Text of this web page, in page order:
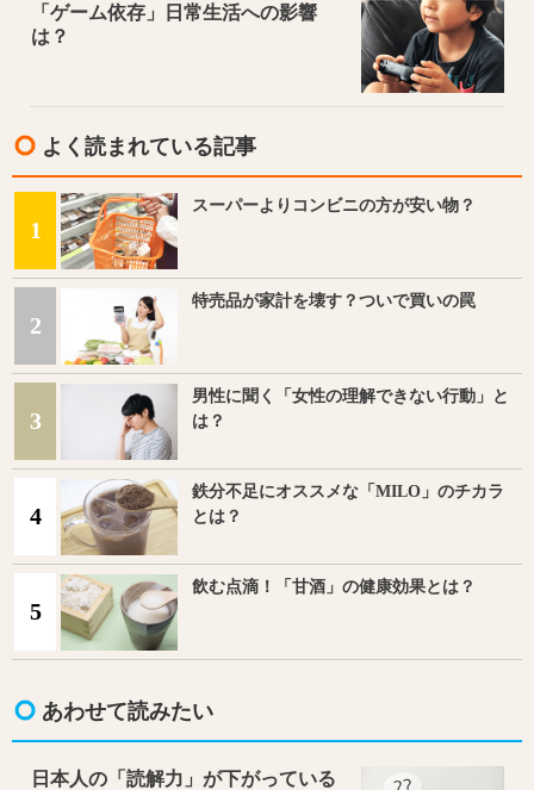
「ゲーム依存」日常生活への影響
は？
よく読まれている記事
1
スーパーよりコンビニの方が安い物？
2
特売品が家計を壊す？ついで買いの罠
3
男性に聞く「女性の理解できない行動」と
は？
4
鉄分不足にオススメな「MILO」のチカラ
とは？
5
飲む点滴！「甘酒」の健康効果とは？
あわせて読みたい
日本人の「読解力」が下がっている